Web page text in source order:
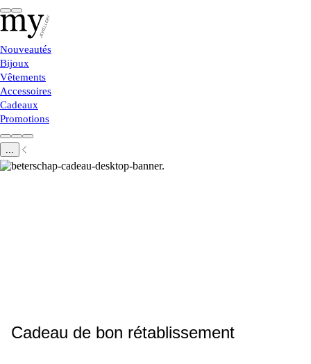
Nouveautés
Bijoux
Vêtements
Accessoires
Cadeaux
Promotions
...
Cadeau de bon rétablissement